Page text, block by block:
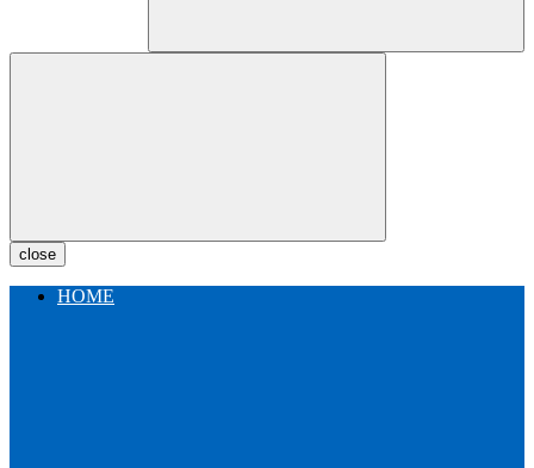
close
HOME